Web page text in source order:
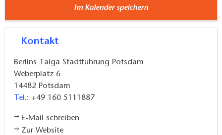
Arbeit und das Leben in dieser Verbotenen Stadt.
Stadtführung durch die „Verbotene Stadt“
Ein individueller Besuch der Gedenkstätte ist im
Anschluss möglich.
Im Kalender speichern
Kontakt
Berlins Taiga Stadtführung Potsdam
Weberplatz 6
14482 Potsdam
Tel.: +49 160 5111887
E-Mail schreiben
Zur Website